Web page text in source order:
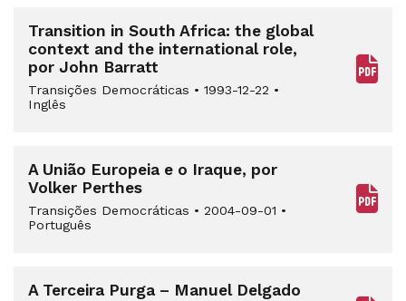
Transition in South Africa: the global
context and the international role,
por John Barratt
Transições Democráticas • 1993-12-22 •
Inglês
A União Europeia e o Iraque, por
Volker Perthes
Transições Democráticas • 2004-09-01 •
Português
A Terceira Purga – Manuel Delgado